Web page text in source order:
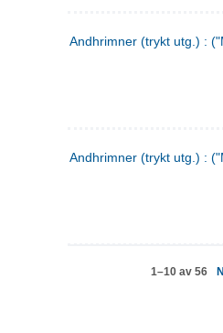
Andhrimner (trykt utg.) :
Andhrimner (trykt utg.) :
1–10 av 56